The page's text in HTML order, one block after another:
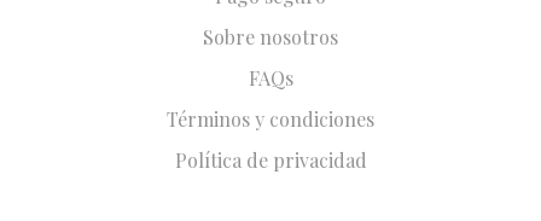
Sobre nosotros
FAQs
Términos y condiciones
Política de privacidad